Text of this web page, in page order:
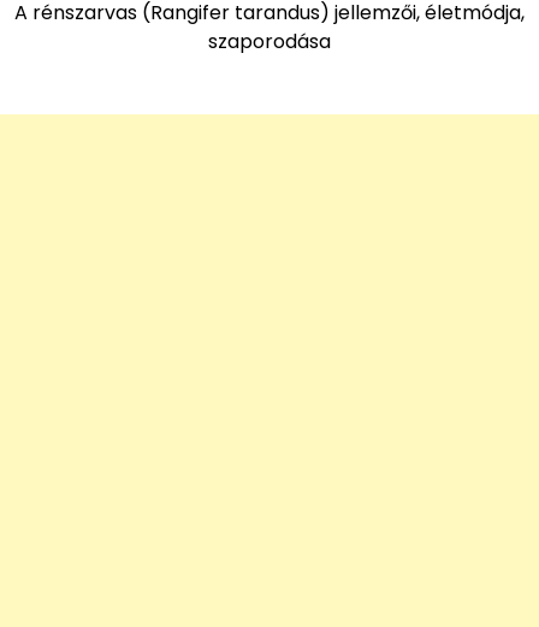
A rénszarvas (Rangifer tarandus) jellemzői, életmódja,
szaporodása